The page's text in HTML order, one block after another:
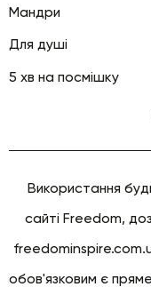
Мандри
Для душі
5 хв на посмішку
Використання
сайті Freedom,
обов'язковим є